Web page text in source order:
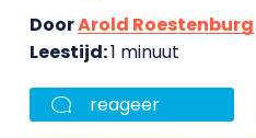
DoorArold Roestenburg
Leestijd:1 minuut
reageer